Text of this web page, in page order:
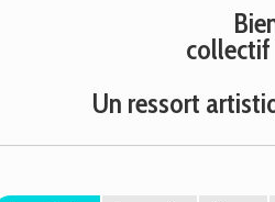
collectif
Un ressort